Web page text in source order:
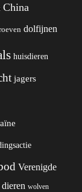
China
dolfijnen
huisdieren
jagers
Verenigde
wolven